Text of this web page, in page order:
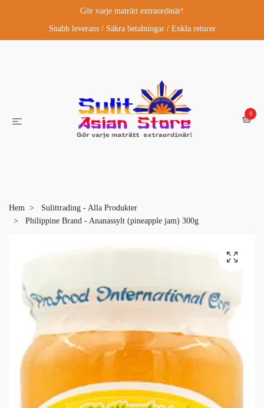
Gör varje maträtt extraordinär!
Snabb leverans / Säkra betalningar / Enkla returer
0
Hem
Sulittrading - Alla Produkter
Philippine Brand - Ananassylt (pineapple jam) 300g